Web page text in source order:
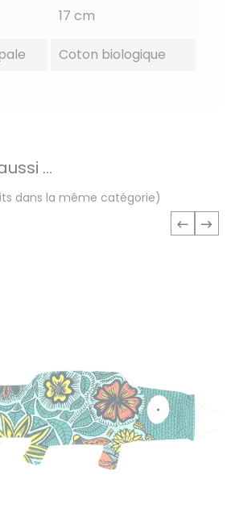
17 cm
Coton biologique
...
dans la même catégorie)